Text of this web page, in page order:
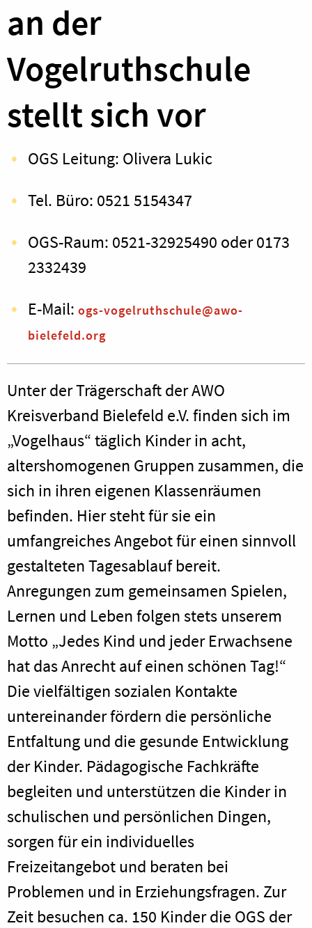
an der
Vogelruthschule
stellt sich vor
OGS Leitung: Olivera Lukic
Tel. Büro: 0521 5154347
OGS-Raum: 0521-32925490 oder 0173
2332439
E-Mail: ogs-vogelruthschule@awo-
bielefeld.org
Unter der Trägerschaft der AWO
Kreisverband Bielefeld e.V. finden sich im
„Vogelhaus“ täglich Kinder in acht,
altershomogenen Gruppen zusammen, die
sich in ihren eigenen Klassenräumen
befinden. Hier steht für sie ein
umfangreiches Angebot für einen sinnvoll
gestalteten Tagesablauf bereit.
Anregungen zum gemeinsamen Spielen,
Lernen und Leben folgen stets unserem
Motto „Jedes Kind und jeder Erwachsene
hat das Anrecht auf einen schönen Tag!“
Die vielfältigen sozialen Kontakte
untereinander fördern die persönliche
Entfaltung und die gesunde Entwicklung
der Kinder. Pädagogische Fachkräfte
begleiten und unterstützen die Kinder in
schulischen und persönlichen Dingen,
sorgen für ein individuelles
Freizeitangebot und beraten bei
Problemen und in Erziehungsfragen. Zur
Zeit besuchen ca. 150 Kinder die OGS der